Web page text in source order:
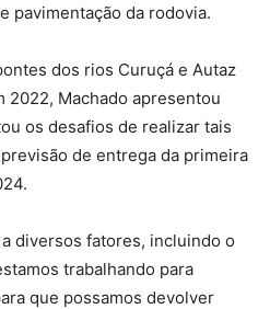
pavimentação da rodovia.
dos rios Curuçá e Autaz
2022, Machado apresentou
os desafios de realizar tais
de entrega da primeira
diversos fatores, incluindo o
trabalhando para
que possamos devolver